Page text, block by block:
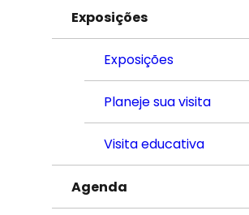
Exposições
Exposições
Planeje sua visita
Visita educativa
Agenda